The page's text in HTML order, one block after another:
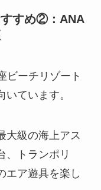
すすめ②：ANA
ビーチリゾート
ています。
大級の海上アス
、トランポリ
エア遊具を楽し